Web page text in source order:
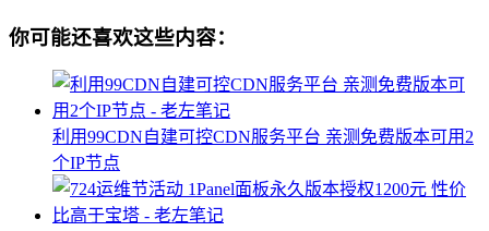
你可能还喜欢这些内容：
利用99CDN自建可控CDN服务平台 亲测免费版本可用2
个IP节点